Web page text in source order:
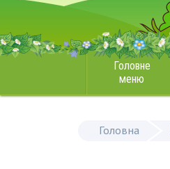
Головне
меню
Головна